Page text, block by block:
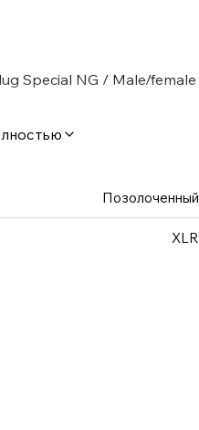
Special NG / Male/female
Позолоченный
XLR